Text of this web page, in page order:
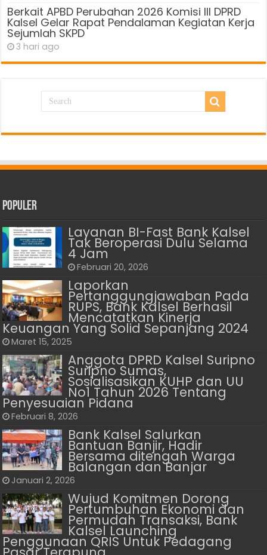
Berkait APBD Perubahan 2026 Komisi III DPRD
Kalsel Gelar Rapat Pendalaman Kegiatan Kerja
Sejumlah SKPD
3 hari ago
Populer
Layanan BI-Fast Bank Kalsel
Tak Beroperasi Dulu Selama
4 Jam
Februari 20, 2026
Laporkan
Pertanggungjawaban Pada
RUPS, Bank Kalsel Berhasil
Mencatatkan Kinerja
Keuangan Yang Solid Sepanjang 2024
Maret 15, 2025
Anggota DPRD Kalsel ‎‎Suripno
Suripno Sumas,
Sosialisasikan KUHP dan UU
No1 Tahun 2026 Tentang
Penyesuaian Pidana
Februari 8, 2026
Bank Kalsel Salurkan
Bantuan Banjir, Hadir
Bersama ditengah Warga
Balangan dan Banjar
Januari 2, 2026
Wujud Komitmen Dorong
Pertumbuhan Ekonomi dan
Permudah Transaksi, Bank
Kalsel Launching
Penggunaan QRIS Untuk Pedagang